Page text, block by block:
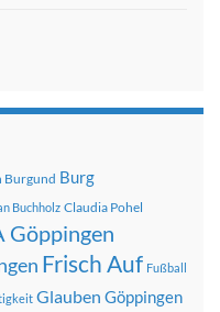
Burgund Burg
Buchholz Claudia Pohel
Göppingen
Frisch Auf Fußball
Glauben Göppingen